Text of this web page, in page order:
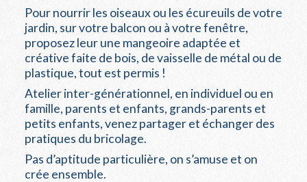
Pour nourrir les oiseaux ou les écureuils de votre
jardin, sur votre balcon ou à votre fenêtre,
proposez leur une mangeoire adaptée et
créative faite de bois, de vaisselle de métal ou de
plastique, tout est permis !
Atelier inter-générationnel, en individuel ou en
famille, parents et enfants, grands-parents et
petits enfants, venez partager et échanger des
pratiques du bricolage.
Pas d’aptitude particulière, on s’amuse et on
crée ensemble.